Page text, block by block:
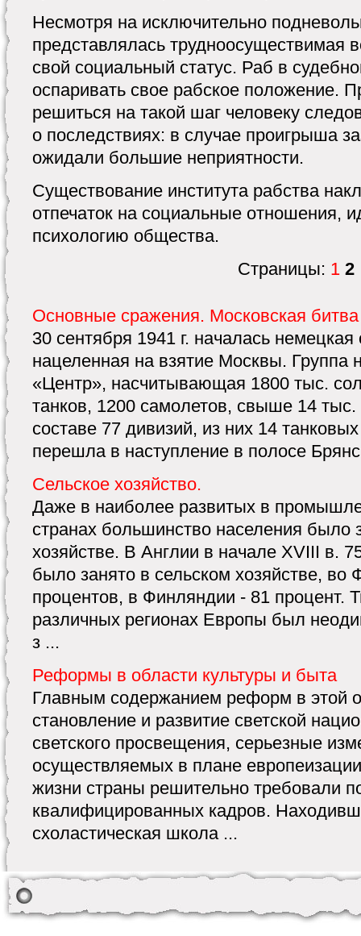
Несмотря на исключительно
представлялась трудноосуществимая
свой социальный статус. Раб в
оспаривать свое рабское положение.
решиться на такой шаг человеку
о последствиях: в случае проигрыша
ожидали большие неприятности.
Существование института рабства
отпечаток на социальные отношения,
психологию общества.
Страницы: 1 2
Основные сражения. Московская битва
30 сентября 1941 г. началась
нацеленная на взятие Москвы. Группа
«Центр», насчитывающая 1800 тыс.
танков, 1200 самолетов, свыше 14
составе 77 дивизий, из них 14
перешла в наступление в полосе
Сельское хозяйство.
Даже в наиболее развитых в
странах большинство населения было
хозяйстве. В Англии в начале XVIII в.
было занято в сельском хозяйстве, во
процентов, в Финляндии - 81 процент.
различных регионах Европы был
з ...
Реформы в области культуры и быта
Главным содержанием реформ в этой
становление и развитие светской
светского просвещения, серьезные
осуществляемых в плане
жизни страны решительно требовали
квалифицированных кадров.
схоластическая школа ...